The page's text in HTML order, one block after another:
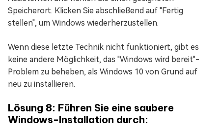
Speicherort. Klicken Sie abschließend auf "Fertig
stellen", um Windows wiederherzustellen.
Wenn diese letzte Technik nicht funktioniert, gibt es
keine andere Möglichkeit, das "Windows wird bereit"-
Problem zu beheben, als Windows 10 von Grund auf
neu zu installieren.
Lösung 8: Führen Sie eine saubere
Windows-Installation durch: